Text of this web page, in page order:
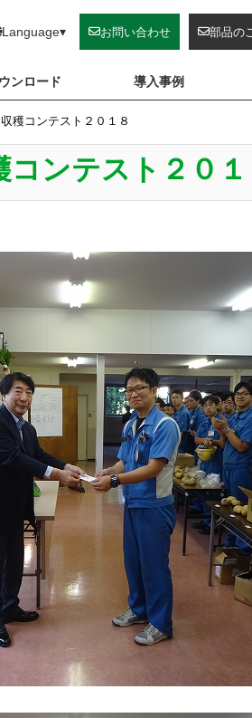
Language▾ お問い合わせ 部品の
ンロード 導入事例
穫コンテスト２０１８
コンテスト２０１